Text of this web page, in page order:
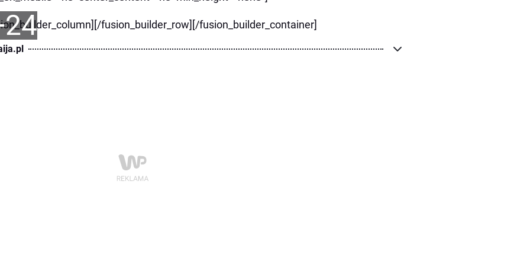
fusion_builder_row][/fusion_builder_container]